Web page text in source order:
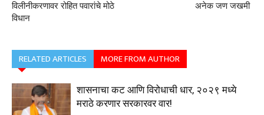
विलीनीकरणावर रोहित पवारांचे मोठे
विधान
अनेक जण जखमी
RELATED ARTICLES MORE FROM AUTHOR
शासनाचा कट आणि विरोधाची धार, २०२९ मध्ये
मराठे करणार सरकारवर वार!